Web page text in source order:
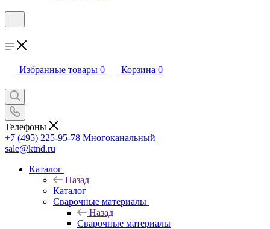
Избранные товары 0 Корзина 0
Телефоны
+7 (495) 225-95-78 Многоканальный
sale@ktnd.ru
Каталог
Назад
Каталог
Сварочные материалы
Назад
Сварочные материалы